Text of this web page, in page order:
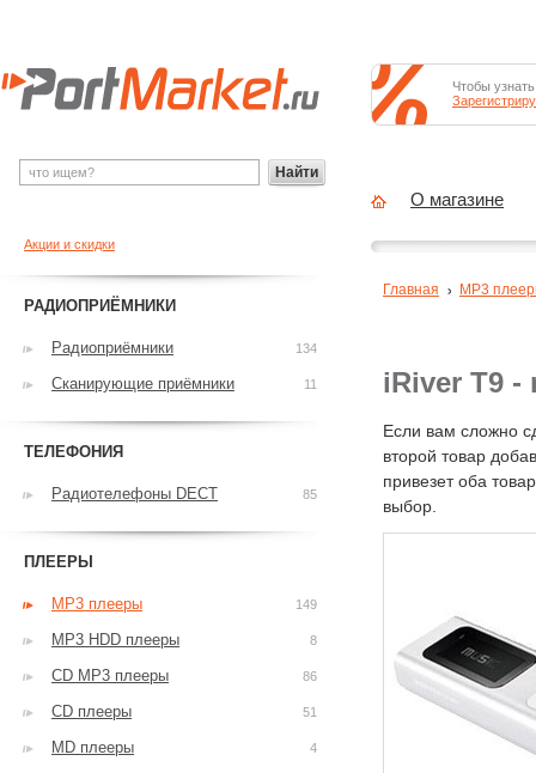
iRiver T9 -
Если вам сложно
второй товар
привезет оба
выбор.
Главная MP3
Акции и скидки
РАДИОПРИЁМНИКИ
Радиоприёмники 134
Сканирующие приёмники 11
ТЕЛЕФОНИЯ
Радиотелефоны DECT 85
ПЛЕЕРЫ
MP3 плееры 149
MP3 HDD плееры 8
CD MP3 плееры 86
CD плееры 51
MD плееры 4
Найти
Чтобы
О магазине